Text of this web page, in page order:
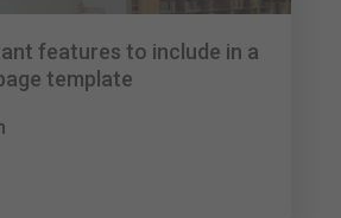
features to include in a
template